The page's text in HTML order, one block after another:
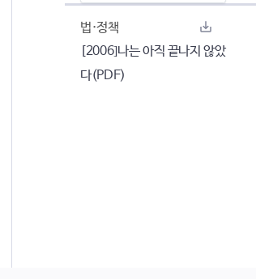
법·정책
[2006]나는 아직 끝나지 않았
다(PDF)